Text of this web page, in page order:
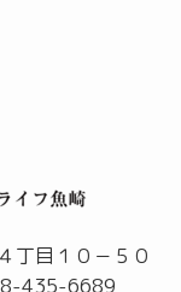
目１０－５０
435-6689